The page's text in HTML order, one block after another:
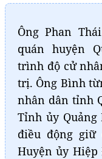
Ông Phan
quán huyện
trình độ cử
trị. Ông Bình
nhân dân tỉnh
Tỉnh ủy Quảng
điều động
Huyện ủy Hiệp